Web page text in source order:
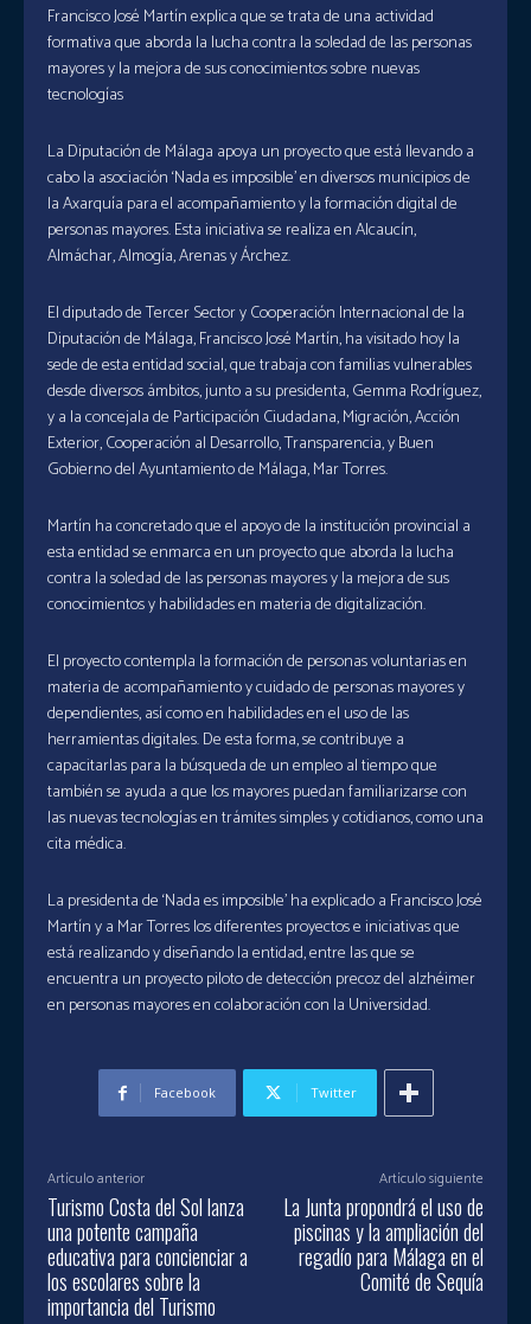
Francisco José Martín explica que se trata de una actividad
formativa que aborda la lucha contra la soledad de las personas
mayores y la mejora de sus conocimientos sobre nuevas
tecnologías
La Diputación de Málaga apoya un proyecto que está llevando a
cabo la asociación ‘Nada es imposible’ en diversos municipios de
la Axarquía para el acompañamiento y la formación digital de
personas mayores. Esta iniciativa se realiza en Alcaucín,
Almáchar, Almogía, Arenas y Árchez.
El diputado de Tercer Sector y Cooperación Internacional de la
Diputación de Málaga, Francisco José Martín, ha visitado hoy la
sede de esta entidad social, que trabaja con familias vulnerables
desde diversos ámbitos, junto a su presidenta, Gemma Rodríguez,
y a la concejala de Participación Ciudadana, Migración, Acción
Exterior, Cooperación al Desarrollo, Transparencia, y Buen
Gobierno del Ayuntamiento de Málaga, Mar Torres.
Martín ha concretado que el apoyo de la institución provincial a
esta entidad se enmarca en un proyecto que aborda la lucha
contra la soledad de las personas mayores y la mejora de sus
conocimientos y habilidades en materia de digitalización.
El proyecto contempla la formación de personas voluntarias en
materia de acompañamiento y cuidado de personas mayores y
dependientes, así como en habilidades en el uso de las
herramientas digitales. De esta forma, se contribuye a
capacitarlas para la búsqueda de un empleo al tiempo que
también se ayuda a que los mayores puedan familiarizarse con
las nuevas tecnologías en trámites simples y cotidianos, como una
cita médica.
La presidenta de ‘Nada es imposible’ ha explicado a Francisco José
Martín y a Mar Torres los diferentes proyectos e iniciativas que
está realizando y diseñando la entidad, entre las que se
encuentra un proyecto piloto de detección precoz del alzhéimer
en personas mayores en colaboración con la Universidad.
Facebook Twitter
Artículo anterior
Turismo Costa del Sol lanza
una potente campaña
educativa para concienciar a
los escolares sobre la
importancia del Turismo
Artículo siguiente
La Junta propondrá el uso de
piscinas y la ampliación del
regadío para Málaga en el
Comité de Sequía